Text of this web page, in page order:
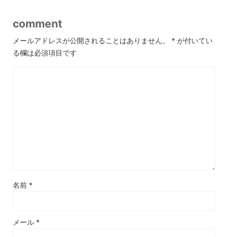
comment
メールアドレスが公開されることはありません。 * が付いてい
る欄は必須項目です
名前 *
メール *